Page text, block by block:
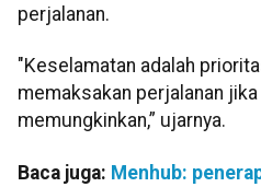
perjalanan.
"Keselamatan adalah
memaksakan perjalanan
memungkinkan,” ujarnya.
Baca juga: Menhub: